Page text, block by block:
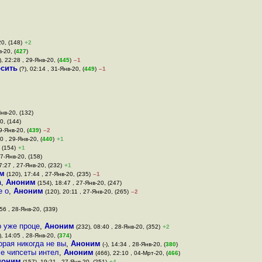
(148) +2
20, (427)
22:28 , 29-Янв-20, (445) –1
(?), 02:14 , 31-Янв-20, (449) –1
20, (132)
(144)
Янв-20, (439) –2
, 29-Янв-20, (440) +1
(154) +1
Янв-20, (158)
, 27-Янв-20, (232) +1
(120), 17:44 , 27-Янв-20, (235) –1
, Аноним (154), 18:47 , 27-Янв-20, (247)
о, Аноним (120), 20:11 , 27-Янв-20, (265) –2
, 28-Янв-20, (339)
уже проце, Аноним (232), 08:40 , 28-Янв-20, (352) +2
14:05 , 28-Янв-20, (374)
никогда не вы, Аноним (-), 14:34 , 28-Янв-20, (380)
чипсеты интел, Аноним (466), 22:10 , 04-Мрт-20, (466)